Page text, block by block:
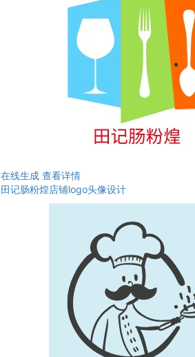
在线生成 查看详情
田记肠粉煌店铺logo头像设计